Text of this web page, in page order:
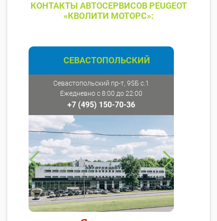
КОНТАКТЫ АВТОСЕРВИСОВ PEUGEOT
«КВОЛИТИ МОТОРС»:
СЕВАСТОПОЛЬСКИЙ
Севастопольский пр-т, 95Б с.1
Ежедневно с 8:00 до 22:00
+7 (495) 150-70-36